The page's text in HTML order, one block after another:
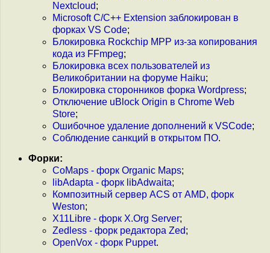
Nextcloud;
Microsoft C/C++ Extension заблокирован в
форках VS Code;
Блокировка Rockchip MPP из-за копирования
кода из FFmpeg;
Блокировка всех пользователей из
Великобритании на форуме Haiku;
Блокировка сторонников форка Wordpress;
Отключение uBlock Origin в Chrome Web
Store;
Ошибочное удаление дополнений к VSCode;
Соблюдение санкций в открытом ПО.
Форки:
CoMaps - форк Organic Maps;
libAdapta - форк libAdwaita;
Композитный сервер ACS от AMD, форк
Weston;
X11Libre - форк X.Org Server;
Zedless - форк редактора Zed;
OpenVox - форк Puppet.